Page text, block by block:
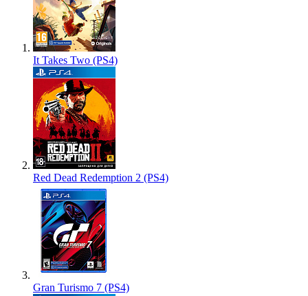
It Takes Two (PS4)
Red Dead Redemption 2 (PS4)
Gran Turismo 7 (PS4)